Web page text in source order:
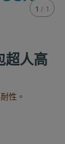
1 / 1
超人高
性。